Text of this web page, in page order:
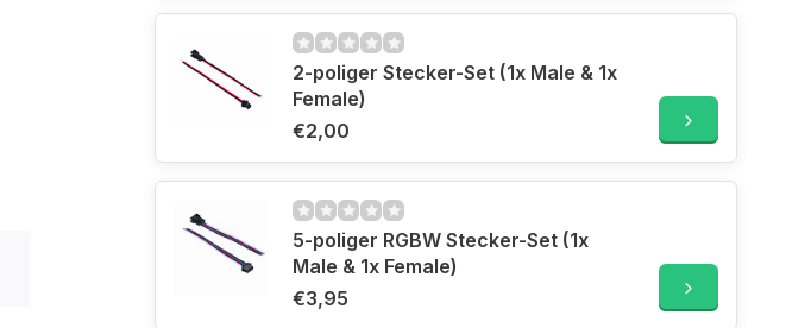
2-poliger Stecker-Set (1x Male & 1x
Female)
€2,00
5-poliger RGBW Stecker-Set (1x
Male & 1x Female)
€3,95